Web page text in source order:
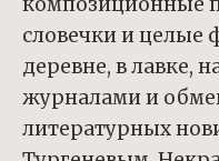
словечки и целые
деревне, в лавке,
журналами и
литературных